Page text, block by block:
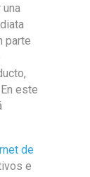
parte
este
de
e